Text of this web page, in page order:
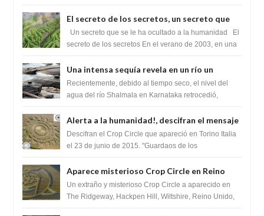
El secreto de los secretos, un secreto que
cambiaría por completo el destino de la
humanidad
Un secreto que se le ha ocultado a la humanidad El
secreto de los secretos En el verano de 2003, en una
Una intensa sequía revela en un río un
impresionante hallazgo de miles de Shiva
Lingas
Recientemente, debido al tiempo seco, el nivel del
agua del río Shalmala en Karnataka retrocedió,
Alerta a la humanidad!, descifran el mensaje
del Crop Circle de Torino ,Italia
Descifran el Crop Circle que apareció en Torino Italia
el 23 de junio de 2015. "Guardaos de los
Aparece misterioso Crop Circle en Reino
Unido 23 de junio 2016
Un extraño y misterioso Crop Circle a aparecido en
The Ridgeway, Hackpen Hill, Wiltshire, Reino Unido,